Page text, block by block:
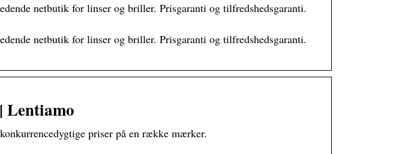
netbutik for linser og briller. Prisgaranti og tilfredshedsgaranti.
netbutik for linser og briller. Prisgaranti og tilfredshedsgaranti.
priser på en række mærker.